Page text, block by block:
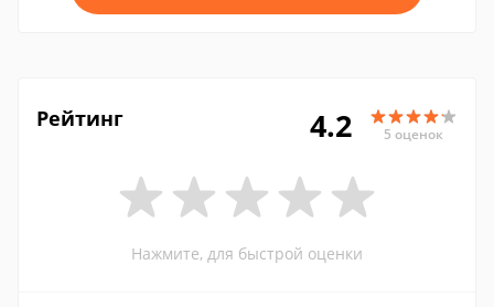
Рейтинг 4.2 5 оценок
Нажмите, для быстрой оценки